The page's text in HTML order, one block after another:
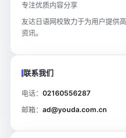
专注优质内容分享
友达日语网校致力于为用户提供
资讯。
联系我们
电话： 02160556287
邮箱： ad@youda.com.cn